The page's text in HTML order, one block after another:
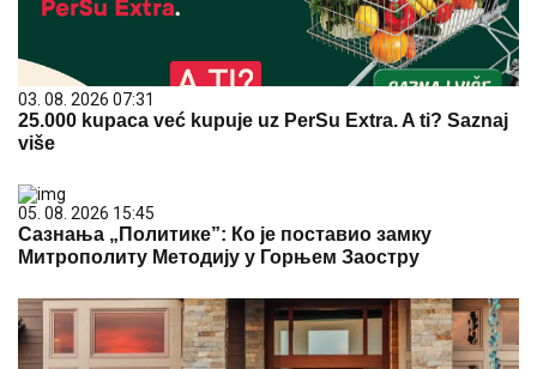
03. 08. 2026 07:31
25.000 kupaca već kupuje uz PerSu Extra. A ti? Saznaj
više
05. 08. 2026 15:45
Сазнања „Политике”: Ко је поставио замку
Митрополиту Методију у Горњем Заостру